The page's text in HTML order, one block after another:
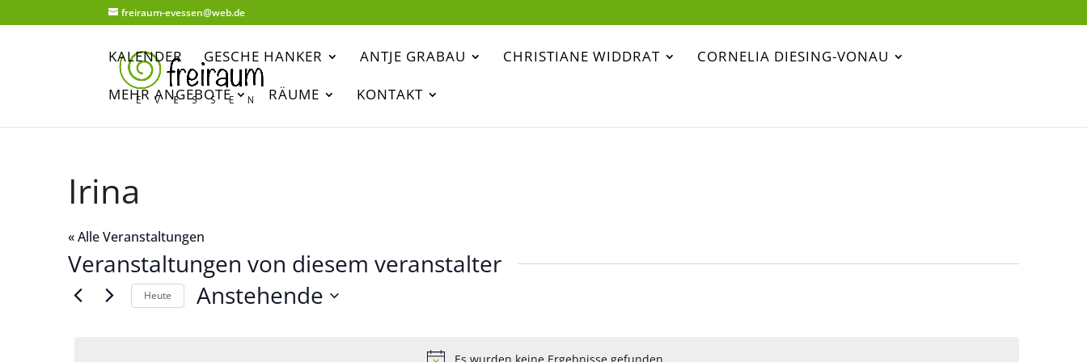
freiraum-evessen@web.de
KALENDER GESCHE HANKER ANTJE GRABAU CHRISTIANE WIDDRAT CORNELIA DIESING-VONAU
MEHR ANGEBOTE RÄUME KONTAKT
Irina
« Alle Veranstaltungen
Veranstaltungen von diesem veranstalter
Heute Anstehende